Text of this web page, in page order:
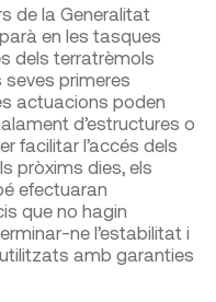
de la Generalitat
en les tasques
dels terratrèmols
primeres
actuacions poden
d’estructures o
facilitar l’accés dels
pròxims dies, els
efectuaran
que no hagin
ne l’estabilitat i
amb garanties